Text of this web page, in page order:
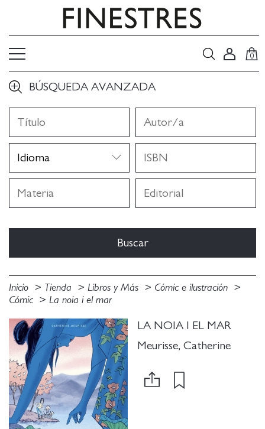
0
BÚSQUEDA AVANZADA
Inicio Tienda Libros y Más
Cómic e ilustración
Cómic
La noia i el mar
LA NOIA I EL MAR
Meurisse, Catherine